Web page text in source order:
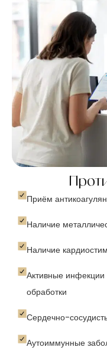
Приём
Наличие
Наличие
Активные инфекции
обработки
Сердечно-
Аутоиммунные